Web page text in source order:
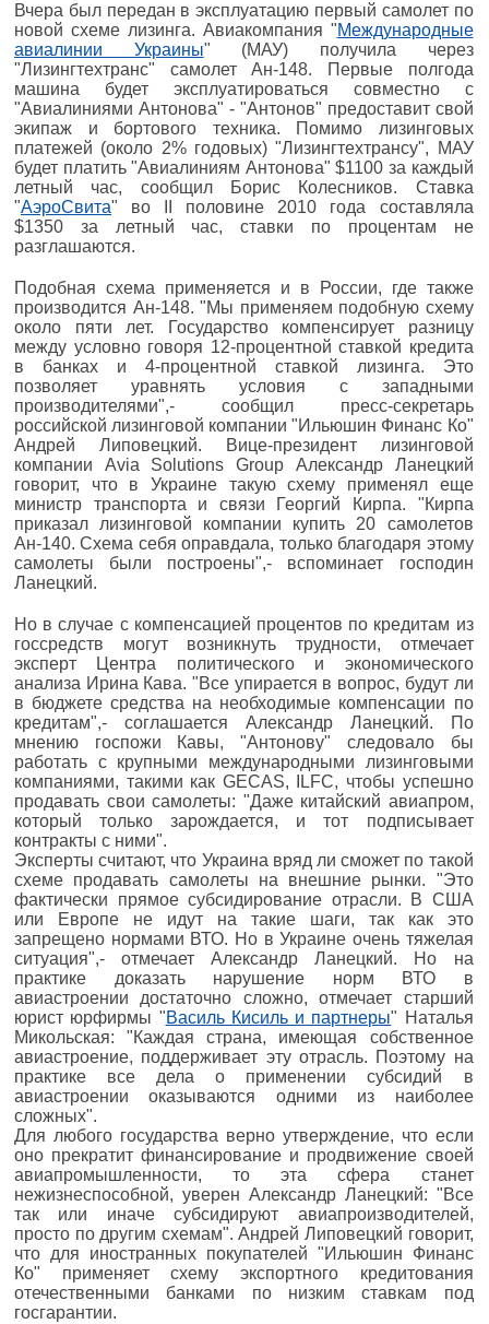
Вчера был передан в эксплуатацию первый самолет по
новой схеме лизинга. Авиакомпания "Международные
авиалинии Украины" (МАУ) получила через
"Лизингтехтранс" самолет Ан-148. Первые полгода
машина будет эксплуатироваться совместно с
"Авиалиниями Антонова" - "Антонов" предоставит свой
экипаж и бортового техника. Помимо лизинговых
платежей (около 2% годовых) "Лизингтехтрансу", МАУ
будет платить "Авиалиниям Антонова" $1100 за каждый
летный час, сообщил Борис Колесников. Ставка
"АэроСвита" во II половине 2010 года составляла
$1350 за летный час, ставки по процентам не
разглашаются.
Подобная схема применяется и в России, где также
производится Ан-148. "Мы применяем подобную схему
около пяти лет. Государство компенсирует разницу
между условно говоря 12-процентной ставкой кредита
в банках и 4-процентной ставкой лизинга. Это
позволяет уравнять условия с западными
производителями",- сообщил пресс-секретарь
российской лизинговой компании "Ильюшин Финанс Ко"
Андрей Липовецкий. Вице-президент лизинговой
компании Avia Solutions Group Александр Ланецкий
говорит, что в Украине такую схему применял еще
министр транспорта и связи Георгий Кирпа. "Кирпа
приказал лизинговой компании купить 20 самолетов
Ан-140. Схема себя оправдала, только благодаря этому
самолеты были построены",- вспоминает господин
Ланецкий.
Но в случае с компенсацией процентов по кредитам из
госсредств могут возникнуть трудности, отмечает
эксперт Центра политического и экономического
анализа Ирина Кава. "Все упирается в вопрос, будут ли
в бюджете средства на необходимые компенсации по
кредитам",- соглашается Александр Ланецкий. По
мнению госпожи Кавы, "Антонову" следовало бы
работать с крупными международными лизинговыми
компаниями, такими как GECAS, ILFC, чтобы успешно
продавать свои самолеты: "Даже китайский авиапром,
который только зарождается, и тот подписывает
контракты с ними".
Эксперты считают, что Украина вряд ли сможет по такой
схеме продавать самолеты на внешние рынки. "Это
фактически прямое субсидирование отрасли. В США
или Европе не идут на такие шаги, так как это
запрещено нормами ВТО. Но в Украине очень тяжелая
ситуация",- отмечает Александр Ланецкий. Но на
практике доказать нарушение норм ВТО в
авиастроении достаточно сложно, отмечает старший
юрист юрфирмы "Василь Кисиль и партнеры" Наталья
Микольская: "Каждая страна, имеющая собственное
авиастроение, поддерживает эту отрасль. Поэтому на
практике все дела о применении субсидий в
авиастроении оказываются одними из наиболее
сложных".
Для любого государства верно утверждение, что если
оно прекратит финансирование и продвижение своей
авиапромышленности, то эта сфера станет
нежизнеспособной, уверен Александр Ланецкий: "Все
так или иначе субсидируют авиапроизводителей,
просто по другим схемам". Андрей Липовецкий говорит,
что для иностранных покупателей "Ильюшин Финанс
Ко" применяет схему экспортного кредитования
отечественными банками по низким ставкам под
госгарантии.